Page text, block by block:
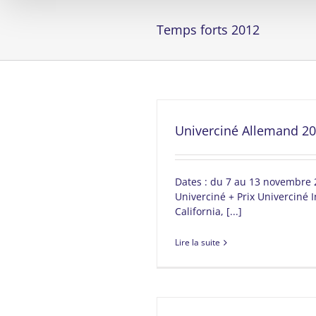
Temps forts 2012
Univerciné Allemand
Dates : du 7 au 13 novembre
Univerciné + Prix Univerciné
California, [...]
Lire la suite